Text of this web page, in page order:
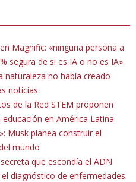
Magnific: «ninguna persona a
segura de si es IA o no es IA».
naturaleza no había creado
noticias.
de la Red STEM proponen
en América Latina
Musk planea construir el
mundo
que escondía el ADN
diagnóstico de enfermedades.